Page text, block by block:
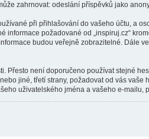
zahrnovat: odeslání příspěvků jako
při přihlašování do vašeho účtu, a
informace požadované od „inspiruj.cz“
budou veřejně zobrazitelné. Dále
není doporučeno používat stejné
jiné, třetí strany, požadovat od vás
uživatelského jména a vašeho e-